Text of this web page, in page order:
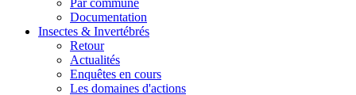
Documentation
Insectes & Invertébrés
Retour
Actualités
Enquêtes en cours
Les domaines d'actions